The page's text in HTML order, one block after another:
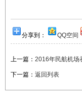
分享到： QQ空间
上一篇： 2016年民航机场
下一篇： 返回列表